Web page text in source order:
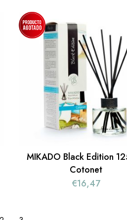
MIKADO Black Edition
Cotonet
€16,47